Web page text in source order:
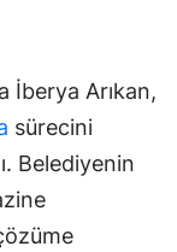
İberya Arıkan,
sürecini
Belediyenin